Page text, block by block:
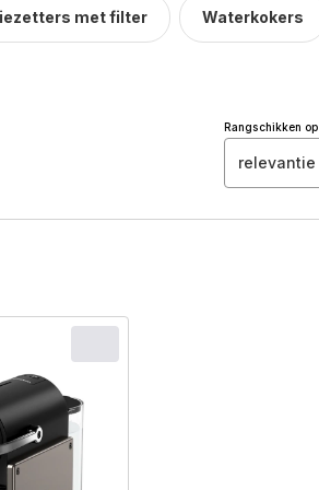
met filter Waterkokers
Rangschikken op
relevantie